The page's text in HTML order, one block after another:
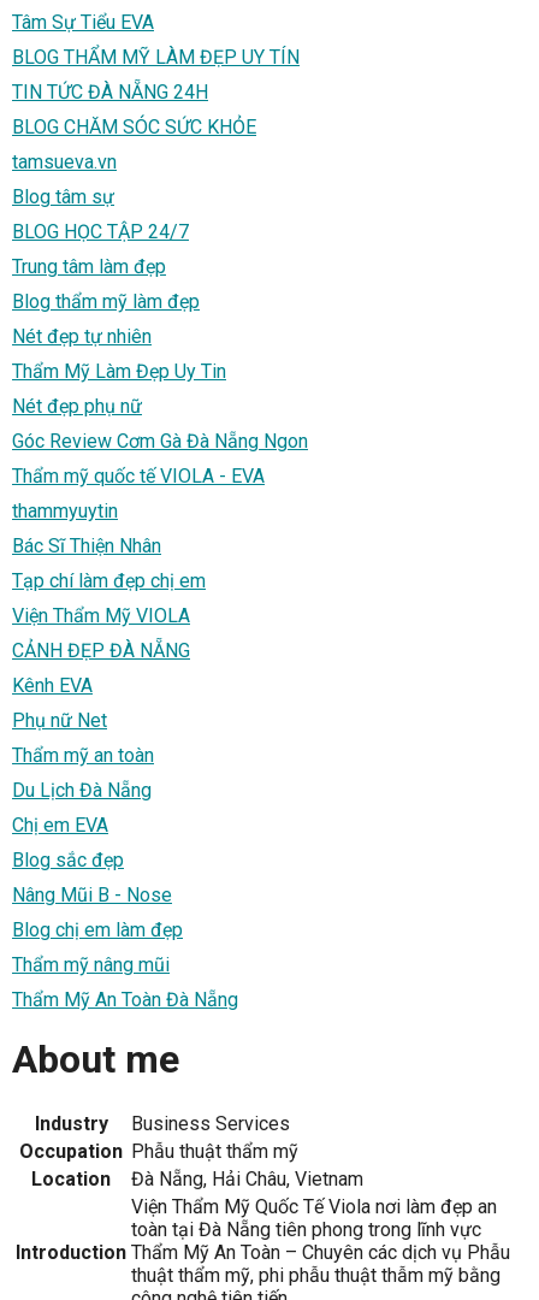
Tâm Sự Tiểu EVA
BLOG THẨM MỸ LÀM ĐẸP UY TÍN
TIN TỨC ĐÀ NẴNG 24H
BLOG CHĂM SÓC SỨC KHỎE
tamsueva.vn
Blog tâm sự
BLOG HỌC TẬP 24/7
Trung tâm làm đẹp
Blog thẩm mỹ làm đẹp
Nét đẹp tự nhiên
Thẩm Mỹ Làm Đẹp Uy Tin
Nét đẹp phụ nữ
Góc Review Cơm Gà Đà Nẵng Ngon
Thẩm mỹ quốc tế VIOLA - EVA
thammyuytin
Bác Sĩ Thiện Nhân
Tạp chí làm đẹp chị em
Viện Thẩm Mỹ VIOLA
CẢNH ĐẸP ĐÀ NẴNG
Kênh EVA
Phụ nữ Net
Thẩm mỹ an toàn
Du Lịch Đà Nẵng
Chị em EVA
Blog sắc đẹp
Nâng Mũi B - Nose
Blog chị em làm đẹp
Thẩm mỹ nâng mũi
Thẩm Mỹ An Toàn Đà Nẵng
About me
Industry
Business Services
Occupation Phẫu thuật thẩm mỹ
Location
Đà Nẵng, Hải Châu, Vietnam
Introduction
Viện Thẩm Mỹ Quốc Tế Viola nơi làm đẹp an
toàn tại Đà Nẵng tiên phong trong lĩnh vực
Thẩm Mỹ An Toàn – Chuyên các dịch vụ Phẫu
thuật thẩm mỹ, phi phẫu thuật thẫm mỹ bằng